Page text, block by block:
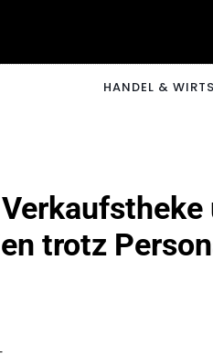
HANDEL &
trotz